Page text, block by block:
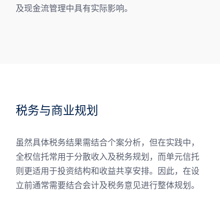
及现金流管理中具有实际影响。
税务与商业规划
虽然具体税务结果需结合个案分析，但在实践中，
全权信托常用于分散收入及税务规划，而单元信托
则更适用于投资结构和收益共享安排。因此，在设
立前通常需要结合会计及税务意见进行整体规划。